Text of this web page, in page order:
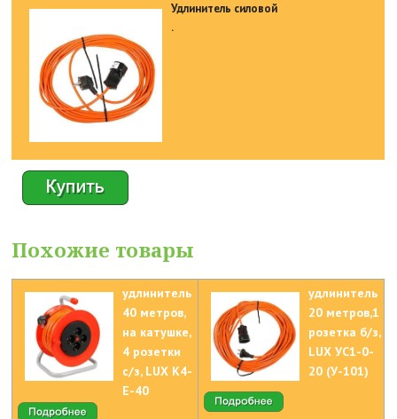
Удлинитель силовой
.
Похожие товары
удлинитель
40 метров,
на катушке,
4 розетки
с/з, LUX К4-
Е-40
удлинитель
20 метров,1
розетка б/з,
LUX УС1-0-
20 (У-101)